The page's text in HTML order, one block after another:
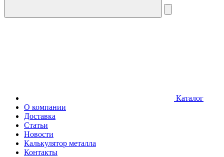
Каталог
О компании
Доставка
Статьи
Новости
Калькулятор металла
Контакты